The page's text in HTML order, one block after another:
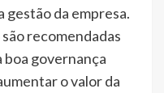
gestão da empresa.
recomendadas
boa governança
o valor da